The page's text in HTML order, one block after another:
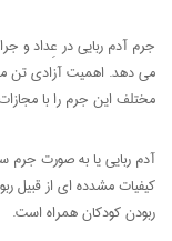
جرم آدم ربایی در عِداد و
می دهد. اهمیت آزادی تن
مختلف این جرم را با
آدم ربایی یا به صورت جرم
کیفیات مشدده ای از قبیل
ربودن کودکان همراه است.